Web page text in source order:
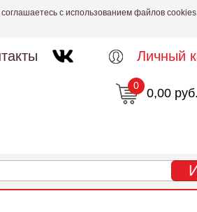
с использованием файлов
Личный
0,00 руб.
0